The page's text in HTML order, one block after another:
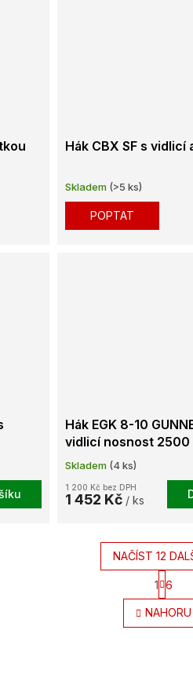
Hák CBX SF s vidlicí
Skladem (>5 ks)
POPTAT
Hák EGK 8-10
vidlicí nosnost 2500
Skladem (4 ks)
1 200 Kč bez DPH
1 452 Kč / ks
O
v
NAČÍST 12
S
t
r
á
n
1 6
NAHORU